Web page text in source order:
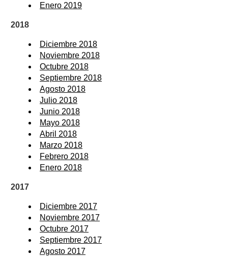
Enero 2019
2018
Diciembre 2018
Noviembre 2018
Octubre 2018
Septiembre 2018
Agosto 2018
Julio 2018
Junio 2018
Mayo 2018
Abril 2018
Marzo 2018
Febrero 2018
Enero 2018
2017
Diciembre 2017
Noviembre 2017
Octubre 2017
Septiembre 2017
Agosto 2017